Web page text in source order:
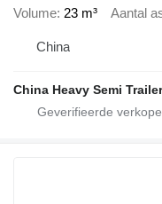
Volume 23 m³ Aantal
China
China Heavy Semi